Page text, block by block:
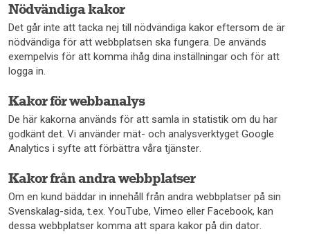
Nödvändiga kakor
Det går inte att tacka nej till nödvändiga kakor eftersom de är
nödvändiga för att webbplatsen ska fungera. De används
exempelvis för att komma ihåg dina inställningar och för att
logga in.
Kakor för webbanalys
De här kakorna används för att samla in statistik om du har
godkänt det. Vi använder mät- och analysverktyget Google
Analytics i syfte att förbättra våra tjänster.
Kakor från andra webbplatser
Om en kund bäddar in innehåll från andra webbplatser på sin
Svenskalag-sida, t.ex. YouTube, Vimeo eller Facebook, kan
dessa webbplatser komma att spara kakor på din dator.